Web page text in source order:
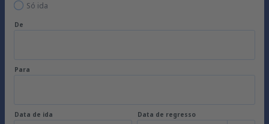
Só ida
De
Para
Data de ida Data de regresso